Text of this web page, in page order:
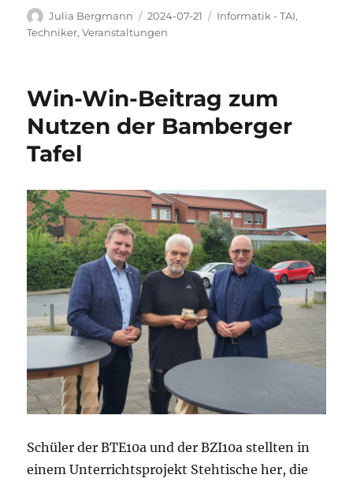
Autor
Julia Bergmann
Veröffentlicht
am
2024-07-21 Kategorien
Informatik - TAI,
Techniker,Veranstaltungen
Win-Win-Beitrag zum
Nutzen der Bamberger
Tafel
Schüler der BTE10a und der BZI10a stellten in
einem Unterrichtsprojekt Stehtische her, die